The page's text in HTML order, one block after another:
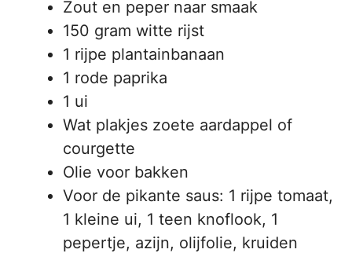
Zout en peper naar smaak
150 gram witte rijst
1 rijpe plantainbanaan
1 rode paprika
1 ui
Wat plakjes zoete aardappel of
courgette
Olie voor bakken
Voor de pikante saus: 1 rijpe tomaat,
1 kleine ui, 1 teen knoflook, 1
pepertje, azijn, olijfolie, kruiden